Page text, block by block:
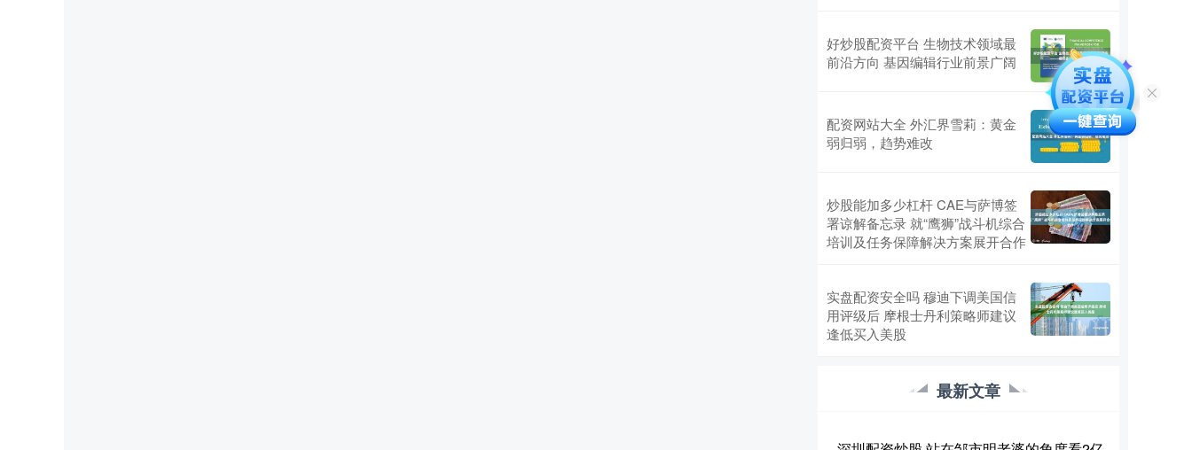
好炒股配资平台 生物技术领域最
前沿方向 基因编辑行业前景广阔
配资网站大全 外汇界雪莉：黄金
弱归弱，趋势难改
炒股能加多少杠杆 CAE与萨博签
署谅解备忘录 就“鹰狮”战斗机综合
培训及任务保障解决方案展开合作
实盘配资安全吗 穆迪下调美国信
用评级后 摩根士丹利策略师建议
逢低买入美股
最新文章